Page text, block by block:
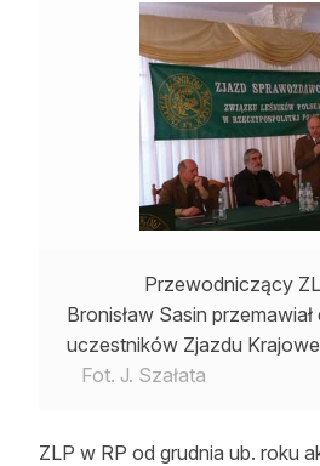
Przewodniczący
Bronisław Sasin
uczestników Zjazdu
Fot. J. Szałata
ZLP w RP od grudnia ub. roku